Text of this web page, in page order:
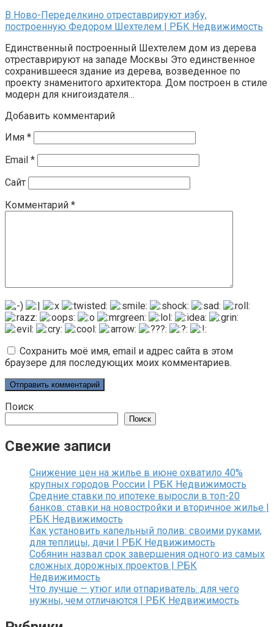
В Ново-Переделкино отреставрируют избу,
построенную Федором Шехтелем | РБК Недвижимость
Единственный построенный Шехтелем дом из дерева
отреставрируют на западе Москвы Это единственное
сохранившееся здание из дерева, возведенное по
проекту знаменитого архитектора. Дом построен в стиле
модерн для книгоиздателя…
Добавить комментарий
Имя *
Email *
Сайт
Комментарий *
Сохранить моё имя, email и адрес сайта в этом
браузере для последующих моих комментариев.
Поиск
Поиск
Свежие записи
Снижение цен на жилье в июне охватило 40%
крупных городов России | РБК Недвижимость
Средние ставки по ипотеке выросли в топ-20
банков: ставки на новостройки и вторичное жилье |
РБК Недвижимость
Как установить капельный полив: своими руками,
для теплицы, дачи | РБК Недвижимость
Собянин назвал срок завершения одного из самых
сложных дорожных проектов | РБК
Недвижимость
Что лучше — утюг или отпариватель: для чего
нужны, чем отличаются | РБК Недвижимость